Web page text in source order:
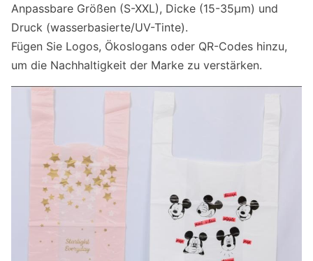
Anpassbare Größen (S-XXL), Dicke (15-35μm) und
Druck (wasserbasierte/UV-Tinte).
Fügen Sie Logos, Ökoslogans oder QR-Codes hinzu,
um die Nachhaltigkeit der Marke zu verstärken.